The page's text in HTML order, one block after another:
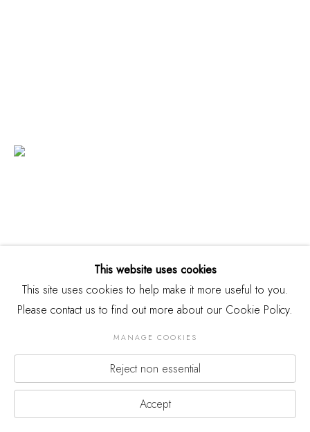
张旺《少年》
2011 - 2012
This website uses cookies
This site uses cookies to help make it more useful to you.
Please contact us to find out more about our Cookie Policy.
MANAGE COOKIES
Reject non essential
Accept